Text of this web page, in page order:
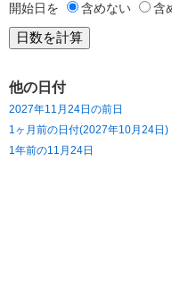
開始日を 含めない 含
他の日付
2027年11月24日の前日
1ヶ月前の日付(2027年10月24日)
1年前の11月24日